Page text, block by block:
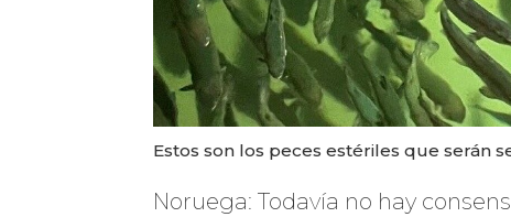
Estos son los peces estériles que serán
Noruega: Todavía no hay